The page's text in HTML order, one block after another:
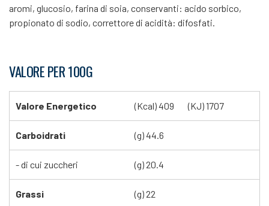
aromi, glucosio, farina di soia, conservanti: acido sorbico,
propionato di sodio, correttore di acidità: difosfati.
VALORE PER 100G
Valore Energetico (Kcal) 409 (KJ) 1707
Carboidrati (g) 44.6
- di cui zuccheri (g) 20.4
Grassi (g) 22